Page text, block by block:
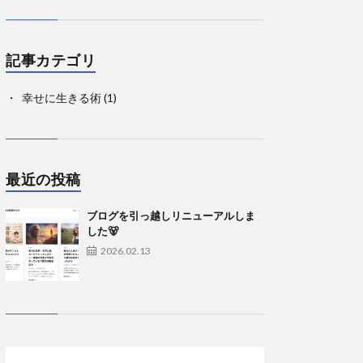
記事カテゴリ
幸せに生きる術(1)
最近の投稿
ブログを引っ越しリニューアルしま
した🐻
2026.02.13